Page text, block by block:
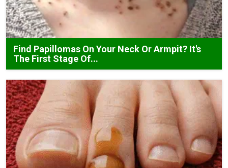
Find Papillomas On Your Neck Or Armpit? It's
The First Stage Of...